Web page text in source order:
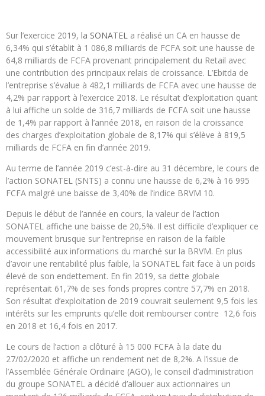
Sur l’exercice 2019, la SONATEL a réalisé un CA en hausse de
6,34% qui s’établit à 1 086,8 milliards de FCFA soit une hausse de
64,8 milliards de FCFA provenant principalement du Retail avec
une contribution des principaux relais de croissance. L’Ebitda de
l’entreprise s’évalue à 482,1 milliards de FCFA avec une hausse de
4,2% par rapport à l’exercice 2018. Le résultat d’exploitation quant
à lui affiche un solde de 316,7 milliards de FCFA soit une hausse
de 1,4% par rapport à l’année 2018, en raison de la croissance
des charges d’exploitation globale de 8,17% qui s’élève à 819,5
milliards de FCFA en fin d’année 2019.
Au terme de l’année 2019 c’est-à-dire au 31 décembre, le cours de
l’action SONATEL (SNTS) a connu une hausse de 6,2% à 16 995
FCFA malgré une baisse de 3,40% de l’indice BRVM 10.
Depuis le début de l’année en cours, la valeur de l’action
SONATEL affiche une baisse de 20,5%. Il est difficile d’expliquer ce
mouvement brusque sur l’entreprise en raison de la faible
accessibilité aux informations du marché sur la BRVM. En plus
d’avoir une rentabilité plus faible, la SONATEL fait face à un poids
élevé de son endettement. En fin 2019, sa dette globale
représentait 61,7% de ses fonds propres contre 57,7% en 2018.
Son résultat d’exploitation de 2019 couvrait seulement 9,5 fois les
intérêts sur les emprunts qu’elle doit rembourser contre 12,6 fois
en 2018 et 16,4 fois en 2017.
Le cours de l’action a clôturé à 15 000 FCFA à la date du
27/02/2020 et affiche un rendement net de 8,2%. A l’issue de
l’Assemblée Générale Ordinaire (AGO), le conseil d’administration
du groupe SONATEL a décidé d’allouer aux actionnaires un